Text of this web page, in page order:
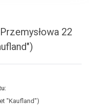
22
"Kaufland")